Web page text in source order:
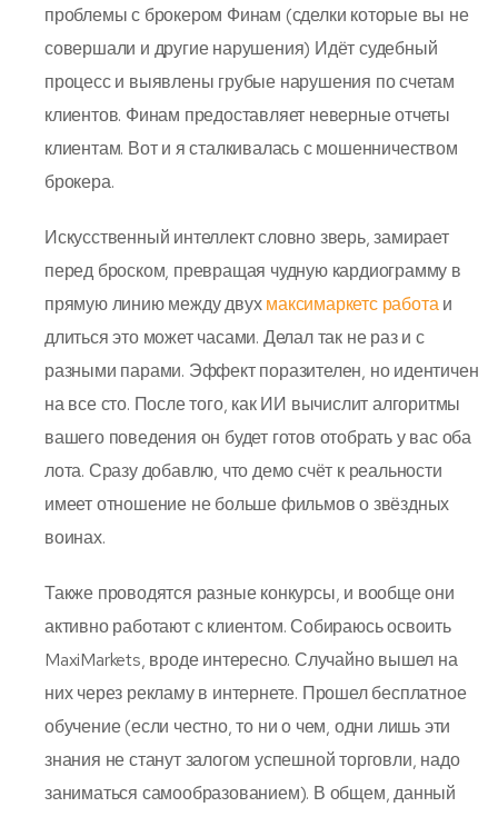
проблемы с брокером Финам (сделки которые вы не
совершали и другие нарушения) Идёт судебный
процесс и выявлены грубые нарушения по счетам
клиентов. Финам предоставляет неверные отчеты
клиентам. Вот и я сталкивалась с мошенничеством
брокера.
Искусственный интеллект словно зверь, замирает
перед броском, превращая чудную кардиограмму в
прямую линию между двухмаксимаркетс работаи
длиться это может часами. Делал так не раз и с
разными парами. Эффект поразителен, но идентичен
на все сто. После того, как ИИ вычислит алгоритмы
вашего поведения он будет готов отобрать у вас оба
лота. Сразу добавлю, что демо счёт к реальности
имеет отношение не больше фильмов о звёздных
воинах.
Также проводятся разные конкурсы, и вообще они
активно работают с клиентом. Собираюсь освоить
MaxiMarkets, вроде интересно. Случайно вышел на
них через рекламу в интернете. Прошел бесплатное
обучение (если честно, то ни о чем, одни лишь эти
знания не станут залогом успешной торговли, надо
заниматься самообразованием). В общем, данный